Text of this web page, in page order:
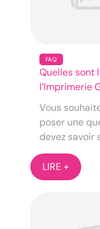
FAQ
Quelles sont
l’Imprimerie
Vous
poser une
devez savoir
LIRE +